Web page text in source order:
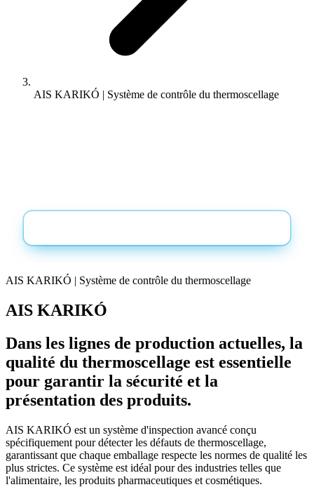
AIS KARIKÓ | Système de contrôle du thermoscellage
AIS KARIKÓ | Système de contrôle du thermoscellage
AIS KARIKÓ
Dans les lignes de production actuelles, la
qualité du thermoscellage est essentielle
pour garantir la sécurité et la
présentation des produits.
AIS KARIKÓ est un système d'inspection avancé conçu
spécifiquement pour détecter les défauts de thermoscellage,
garantissant que chaque emballage respecte les normes de qualité les
plus strictes. Ce système est idéal pour des industries telles que
l'alimentaire, les produits pharmaceutiques et cosmétiques.